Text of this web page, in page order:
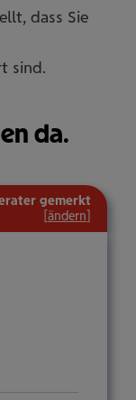
dass Sie
sind.
da.
gemerkt
ändern